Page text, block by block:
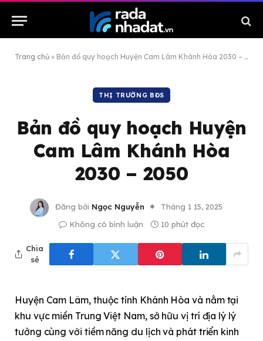
Trang chủ » Bản đồ quy hoạch Huyện Cam Lâm Khánh Hòa 2030 – 2050
THỊ TRƯỜNG BĐS
Bản đồ quy hoạch Huyện
Cam Lâm Khánh Hòa
2030 – 2050
Đăng bởi Ngọc Nguyễn
Tháng 1 15, 2025
Không có bình luận
10 phút đọc
Chia
sẻ
Huyện Cam Lâm, thuộc tỉnh Khánh Hòa và nằm tại
khu vực miền Trung Việt Nam, sở hữu vị trí địa lý lý
tưởng cùng với tiềm năng du lịch và phát triển kinh